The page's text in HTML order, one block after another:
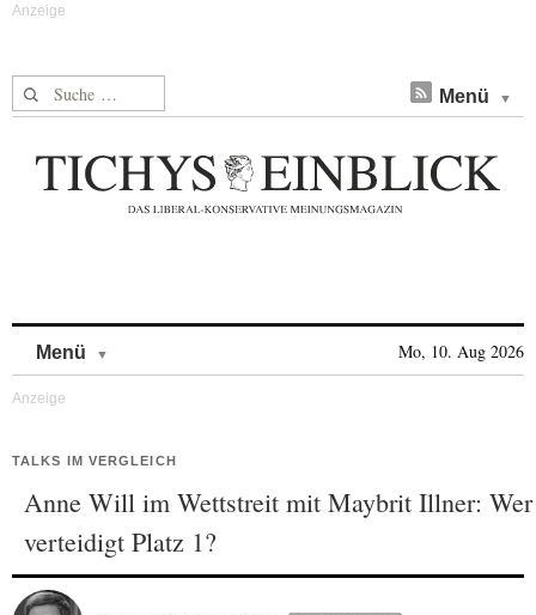
Suche nach: Menü
Menü Mo, 10. Aug 2026
TALKS IM VERGLEICH
Anne Will im Wettstreit mit Maybrit Illner: Wer
verteidigt Platz 1?